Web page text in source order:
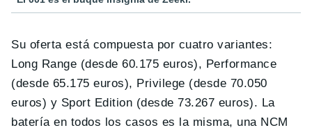
Su oferta está compuesta por cuatro variantes:
Long Range (desde 60.175 euros), Performance
(desde 65.175 euros), Privilege (desde 70.050
euros) y Sport Edition (desde 73.267 euros). La
batería en todos los casos es la misma, una NCM